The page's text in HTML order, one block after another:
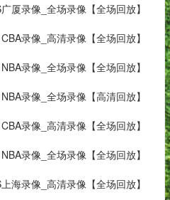
厦录像_全场录像【全场回放】
录像_高清录像【全场回放】
录像_全场录像【全场回放】
录像_全场录像【高清回放】
录像_高清录像【全场回放】
录像_全场录像【全场回放】
海录像_高清录像【全场回放】